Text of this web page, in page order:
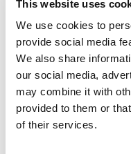
This website uses
We use cookies to
provide social media
We also share
our social media,
may combine it with
provided to them or
of their services.
#ＭＹＭ远征 #公路
2021年 SEP月 29日
2021冬
科方向的